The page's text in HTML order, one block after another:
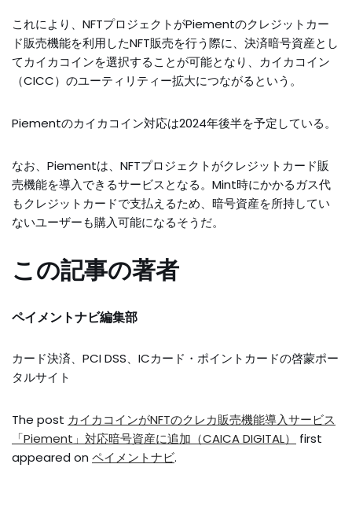
これにより、NFTプロジェクトがPiementのクレジットカー
ド販売機能を利用したNFT販売を行う際に、決済暗号資産とし
てカイカコインを選択することが可能となり、カイカコイン
（CICC）のユーティリティー拡大につながるという。
Piementのカイカコイン対応は2024年後半を予定している。
なお、Piementは、NFTプロジェクトがクレジットカード販
売機能を導入できるサービスとなる。Mint時にかかるガス代
もクレジットカードで支払えるため、暗号資産を所持してい
ないユーザーも購入可能になるそうだ。
この記事の著者
ペイメントナビ編集部
カード決済、PCI DSS、ICカード・ポイントカードの啓蒙ポー
タルサイト
The post カイカコインがNFTのクレカ販売機能導入サービス
「Piement」対応暗号資産に追加（CAICA DIGITAL）
first
appeared on ペイメントナビ.